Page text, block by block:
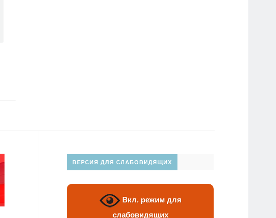
ВЕРСИЯ ДЛЯ СЛАБОВИДЯЩИХ
Вкл. режим для
слабовидящих